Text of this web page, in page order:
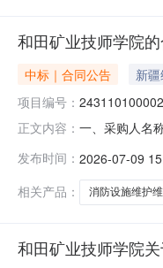
和田矿业技师学院
中标｜合同公告 新
项目编号：
正文内容： 一、采购人名
七、其它事项
发布时间： 2026-07-09
相关产品：
消防设施维护
和田矿业技师学院